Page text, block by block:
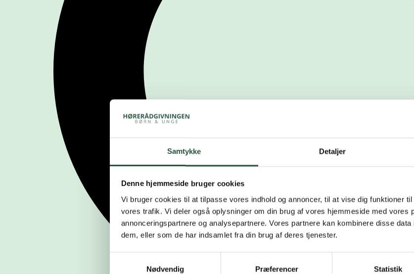
Samtykke Detaljer
Denne hjemmeside bruger cookies
Vi bruger cookies til at tilpasse vores indhold og annoncer, til at vise dig funktioner
vores trafik. Vi deler også oplysninger om din brug af vores hjemmeside med vores
annonceringspartnere og analysepartnere. Vores partnere kan kombinere disse
dem, eller som de har indsamlet fra din brug af deres tjenester.
Nødvendig
Præferencer Statistik